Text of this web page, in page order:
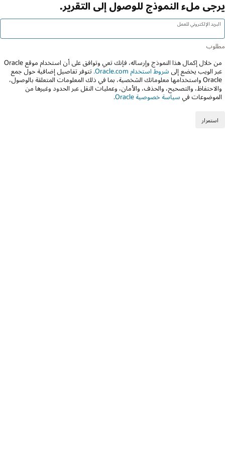
يرجى ملء النموذج للوصول إلى التقرير.
البريد الإلكتروني للعمل
من خلال إكمال هذا النموذج وإرساله، فإنك تعي وتوافق على أن استخدام موقع Oracle
عبر الويب يخضع إلى شروط استخدام Oracle.com.
تتوفر تفاصيل إضافية حول جمع
Oracle واستخدامها معلوماتك الشخصية، بما في ذلك المعلومات المتعلقة بالوصول،
والاحتفاظ، والتصحيح، والحذف، والأمان، وعمليات النقل عبر الحدود وغيرها من
الموضوعات في سياسة خصوصية Oracle.
استمرار